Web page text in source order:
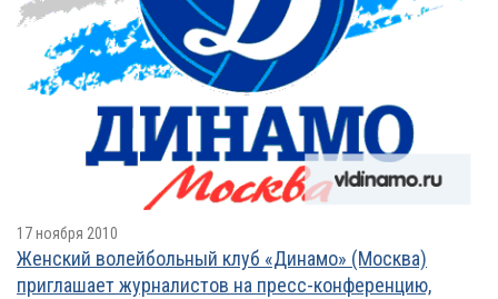
17 ноября 2010
Женский волейбольный клуб «Динамо» (Москва)
приглашает журналистов на пресс-конференцию,